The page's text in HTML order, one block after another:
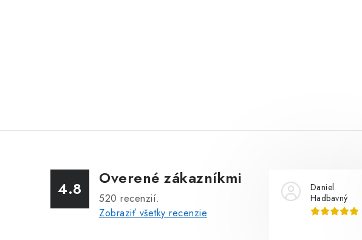
4.8
Overené zákazníkmi
520 recenzií.
Zobraziť všetky recenzie
Daniel
Hadbavný